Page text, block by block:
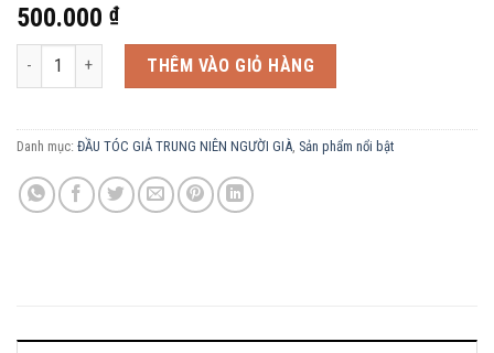
500.000 ₫
Đầu tóc giả soăn trung niên - ĐTG05031 số lượng
THÊM VÀO GIỎ HÀNG
Danh mục: ĐẦU TÓC GIẢ TRUNG NIÊN NGƯỜI GIÀ Sản phẩm nổi bật